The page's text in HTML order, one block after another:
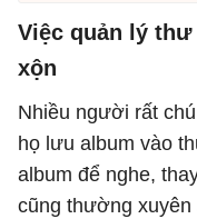
Việc quản lý
xộn
Nhiều người rất
họ lưu album vào
album để nghe,
cũng thường